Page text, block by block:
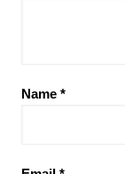
Name *